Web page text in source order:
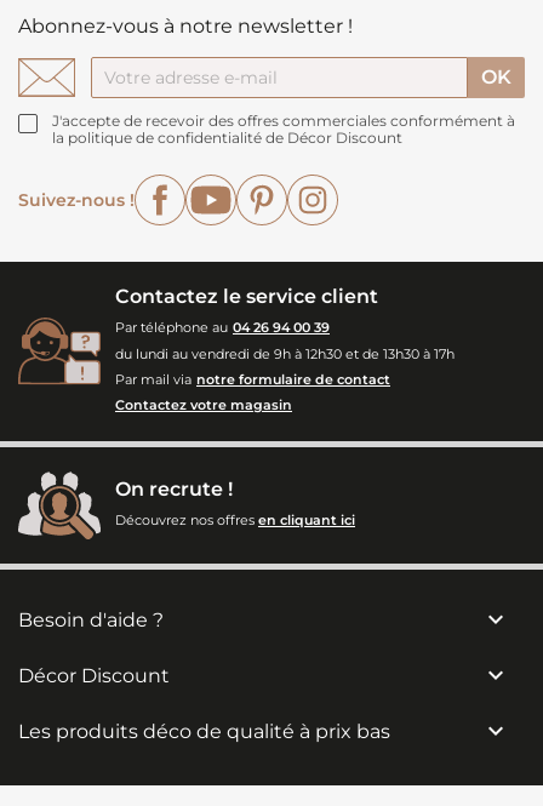
Abonnez-vous à notre newsletter !
J'accepte de recevoir des offres commerciales conformément à
la politique de confidentialité de Décor Discount
Suivez-nous !
FacebookYouTubePinterest
Contactez le service client
Par téléphone au 04 26 94 00 39
du lundi au vendredi de 9h à 12h30 et de 13h30 à 17h
Par mail via notre formulaire de contact
Contactez votre magasin
On recrute !
Découvrez nos offres en cliquant ici
Besoin d'aide ? 
Décor Discount 
Les produits déco de qualité à prix bas 